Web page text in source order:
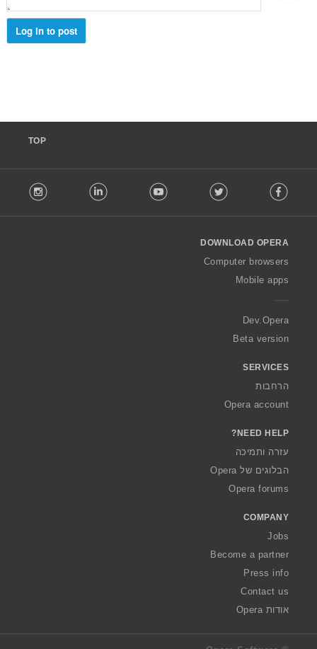
ם
Log in to post
TOP
o
w
O
a
Facebook
Twitter
Youtube
LinkedIn
DOWNLOAD OPERA
Computer browsers
Mobile apps
Dev.Opera
Beta version
SERVICES
הרחבות
Opera account
NEED HELP?
עזרה ותמיכה
הבלוגים של Opera
Opera forums
COMPANY
Jobs
Become a partner
Press info
Contact us
אודות Opera